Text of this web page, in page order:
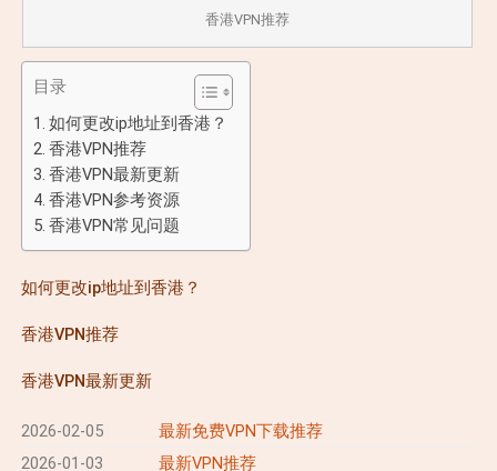
香港VPN推荐
目录
如何更改ip地址到香港？
香港VPN推荐
香港VPN最新更新
香港VPN参考资源
香港VPN常见问题
如何更改ip地址到香港？
香港VPN推荐
香港VPN最新更新
2026-02-05
最新免费VPN下载推荐
2026-01-03
最新VPN推荐